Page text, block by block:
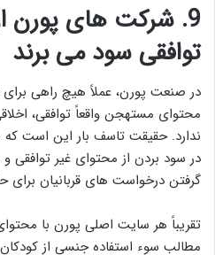
9
. شرکت های پورن
توافقی سود می برند
در صنعت پورن، عملاً هیچ راهی
محتوای مستهجن واقعاً توافقی،
ندارد. حقیقت تاسف بار این است
در سود بردن از محتوای غیر توافقی و
گرفتن درخواست های قربانیان
تقریباً هر سایت اصلی پورن با
مطالب سوء استفاده جنسی از